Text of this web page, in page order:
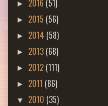
► 2016 (51)
► 2015 (56)
► 2014 (58)
► 2013 (68)
► 2012 (111)
► 2011 (86)
▼ 2010 (35)